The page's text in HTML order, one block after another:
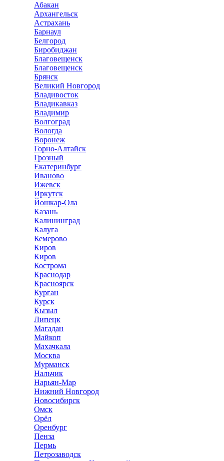
Абакан
Архангельск
Астрахань
Барнаул
Белгород
Биробиджан
Благовещенск
Благовещенск
Брянск
Великий Новгород
Владивосток
Владикавказ
Владимир
Волгоград
Вологда
Воронеж
Горно-Алтайск
Грозный
Екатеринбург
Иваново
Ижевск
Иркутск
Йошкар-Ола
Казань
Калининград
Калуга
Кемерово
Киров
Киров
Кострома
Краснодар
Красноярск
Курган
Курск
Кызыл
Липецк
Магадан
Майкоп
Махачкала
Москва
Мурманск
Нальчик
Нарьян-Мар
Нижний Новгород
Новосибирск
Омск
Орёл
Оренбург
Пенза
Пермь
Петрозаводск